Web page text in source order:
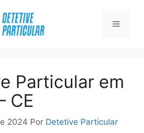
Menu
Particular em
CE
2024 Por Detetive Particular